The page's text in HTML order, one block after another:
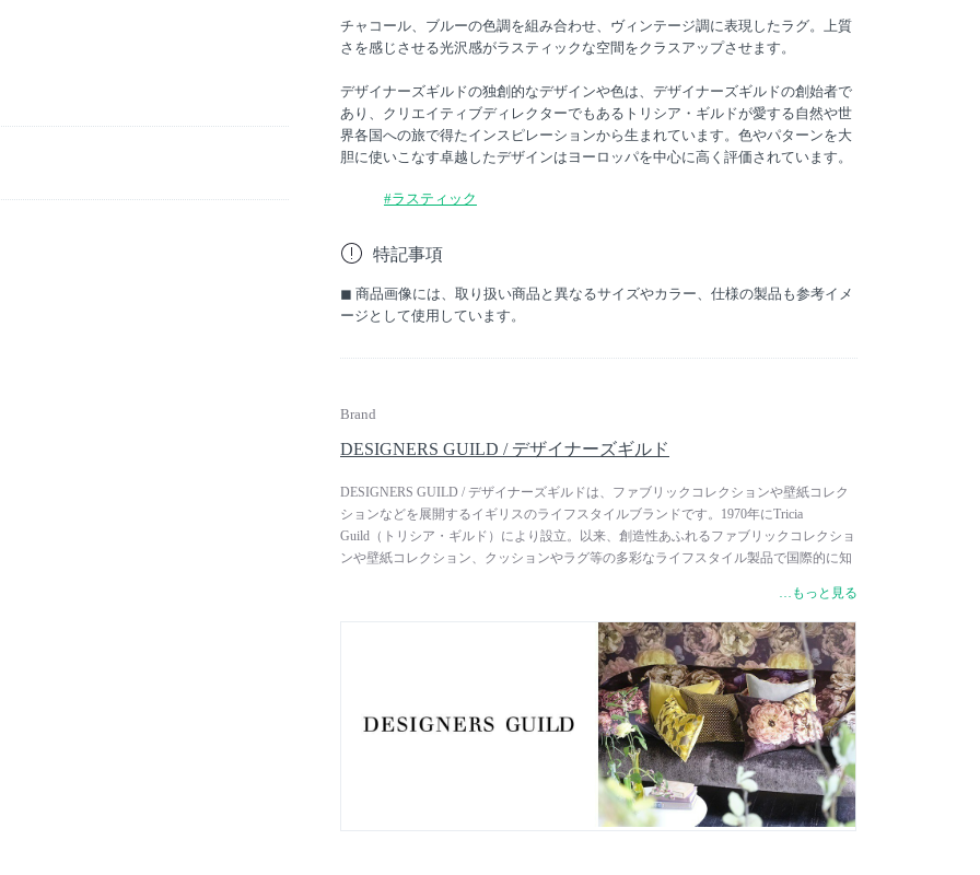
チャコール、ブルーの色調を組み合わせ、ヴィンテージ調に表現したラグ。上質
さを感じさせる光沢感がラスティックな空間をクラスアップさせます。
デザイナーズギルドの独創的なデザインや色は、デザイナーズギルドの創始者で
あり、クリエイティブディレクターでもあるトリシア・ギルドが愛する自然や世
界各国への旅で得たインスピレーションから生まれています。色やパターンを大
胆に使いこなす卓越したデザインはヨーロッパを中心に高く評価されています。
#ラスティック
特記事項
◼︎ 商品画像には、取り扱い商品と異なるサイズやカラー、仕様の製品も参考イメ
ージとして使用しています。
Brand
DESIGNERS GUILD / デザイナーズギルド
DESIGNERS GUILD / デザイナーズギルドは、ファブリックコレクションや壁紙コレク
ションなどを展開するイギリスのライフスタイルブランドです。1970年にTricia
Guild（トリシア・ギルド）により設立。以来、創造性あふれるファブリックコレクショ
ンや壁紙コレクション、クッションやラグ等の多彩なライフスタイル製品で国際的に知
展開。デザイナーズギルドの哲学は、創造性と革新性を、最高レベルのデザイン、製
品、サービス、人の品質といった全ての要素と組み合わせることであり、最高レベルの
…もっと見る